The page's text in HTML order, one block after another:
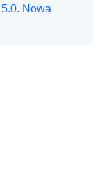
Nowa